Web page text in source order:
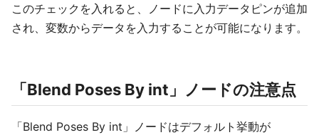
このチェックを入れると、ノードに入力データピンが追加
され、変数からデータを入力することが可能になります。
「Blend Poses By int」ノードの注意点
「Blend Poses By int」ノードはデフォルト挙動が